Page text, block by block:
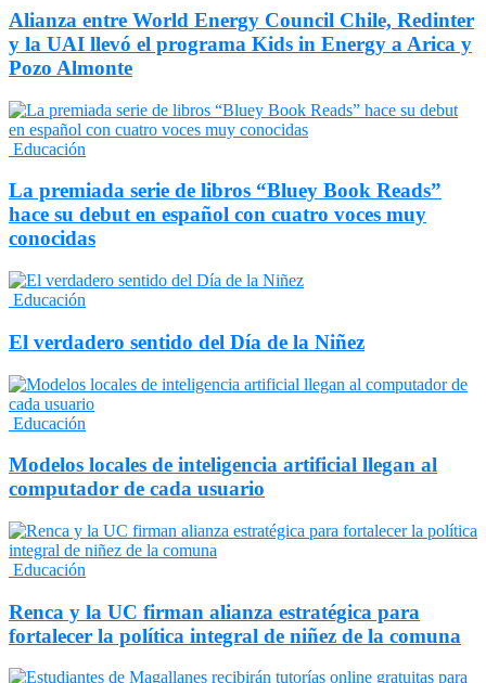
Alianza entre World Energy Council Chile, Redinter
y la UAI llevó el programa Kids in Energy a Arica y
Pozo Almonte
Educación
La premiada serie de libros “Bluey Book Reads”
hace su debut en español con cuatro voces muy
conocidas
Educación
El verdadero sentido del Día de la Niñez
Educación
Modelos locales de inteligencia artificial llegan al
computador de cada usuario
Educación
Renca y la UC firman alianza estratégica para
fortalecer la política integral de niñez de la comuna